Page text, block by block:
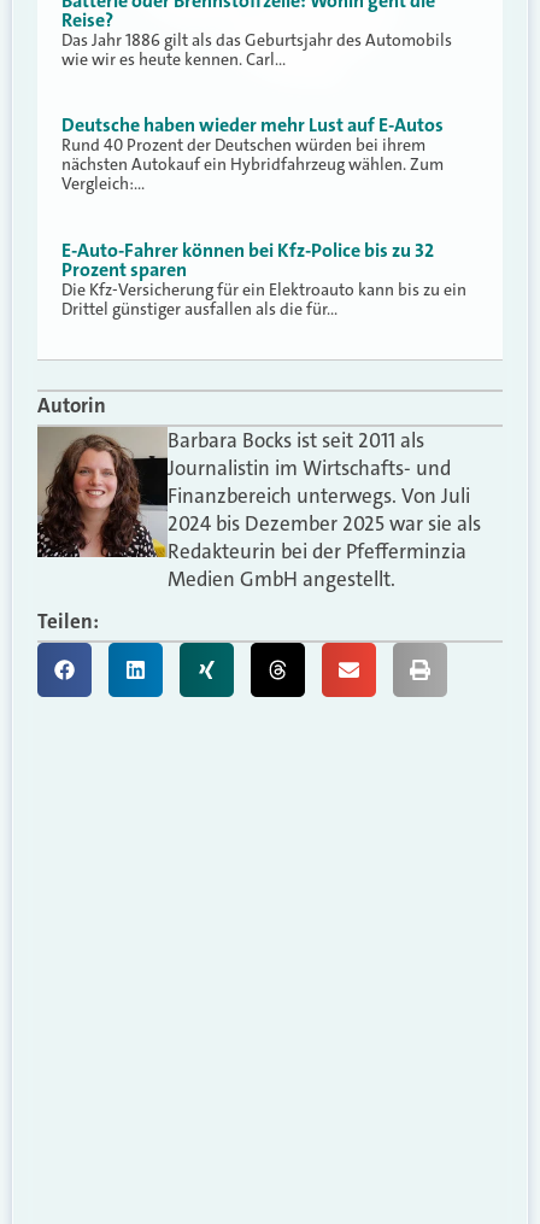
Reise?
Das Jahr 1886 gilt als das Geburtsjahr des Automobils
wie wir es heute kennen. Carl…
Deutsche haben wieder mehr Lust auf E-Autos
Rund 40 Prozent der Deutschen würden bei ihrem
nächsten Autokauf ein Hybridfahrzeug wählen. Zum
Vergleich:…
E-Auto-Fahrer können bei Kfz-Police bis zu 32
Prozent sparen
Die Kfz-Versicherung für ein Elektroauto kann bis zu ein
Drittel günstiger ausfallen als die für…
Autorin
Barbara Bocks ist seit 2011 als
Journalistin im Wirtschafts- und
Finanzbereich unterwegs. Von Juli
2024 bis Dezember 2025 war sie als
Redakteurin bei der Pfefferminzia
Medien GmbH angestellt.
Teilen: